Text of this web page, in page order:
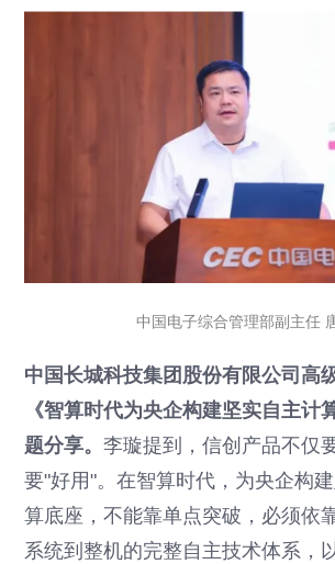
中国电子综合管理部副主任
中国长城科技集团股份有限公司高
《智算时代为央企构建坚实自主计
题分享。李璇提到，信创产品不仅
要"好用"。在智算时代，为央企构
算底座，不能靠单点突破，必须依
系统到整机的完整自主技术体系，